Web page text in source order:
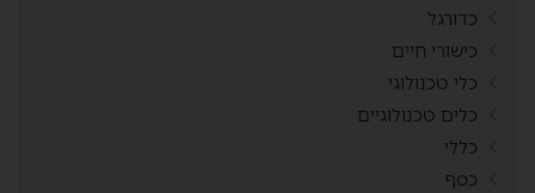
כדורגל
כישורי חיים
כלי טכנולוגי
כלים טכנולוגיים
כללי
כסף